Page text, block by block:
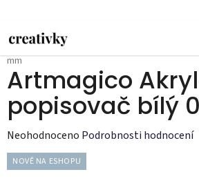
obsah
Domů
/ DOPLŇKY/
mm
Artmagico
popisovač bílý
Průměrné
hodnocení
produktu
Neohodnoceno Podrobnosti hodnocení
NOVĚ NA ESHOPU